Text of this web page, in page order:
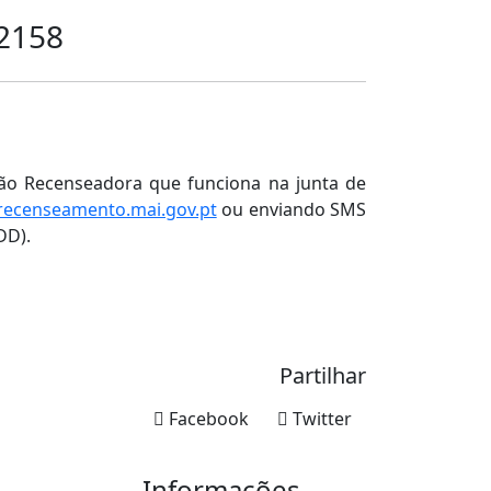
Recenseadora que funciona na junta de
ou enviando SMS
Partilhar
Twitter
Facebook